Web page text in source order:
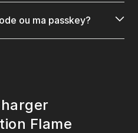
ou ma passkey?
Flame